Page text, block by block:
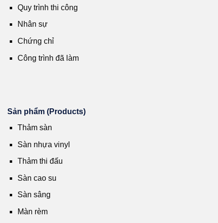
Quy trình thi công
Nhân sự
Chứng chỉ
Công trình đã làm
Sản phẩm (Products)
Thảm sàn
Sàn nhựa vinyl
Thảm thi đấu
Sàn cao su
Sàn sâng
Màn rèm